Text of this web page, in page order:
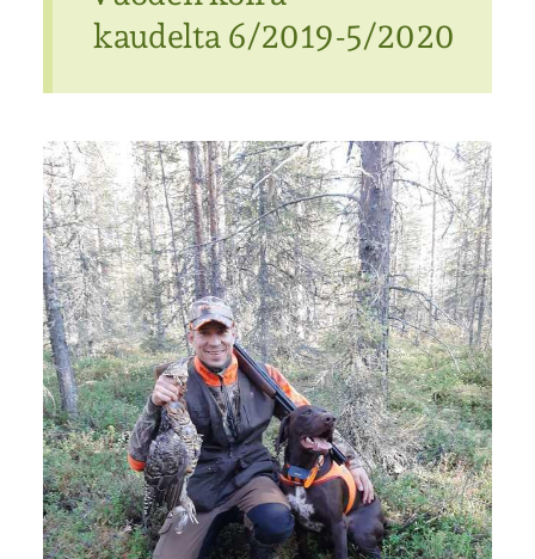
kaudelta 6/2019-5/2020